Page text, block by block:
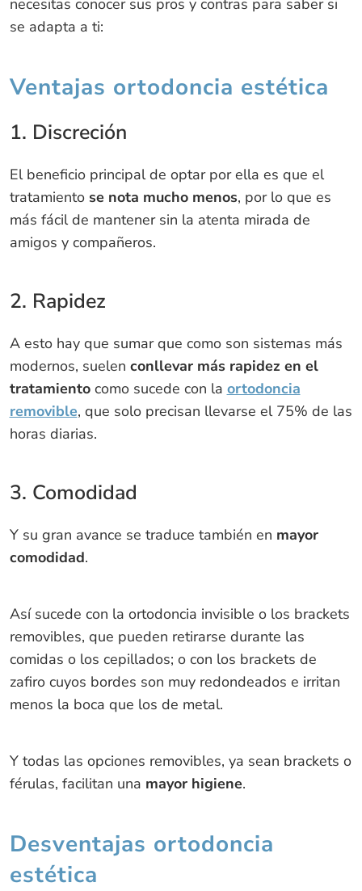
se adapta a ti:
Ventajas ortodoncia estética
1. Discreción
El beneficio principal de optar por ella es que el
tratamiento se nota mucho menos, por lo que es
más fácil de mantener sin la atenta mirada de
amigos y compañeros.
2. Rapidez
A esto hay que sumar que como son sistemas más
modernos, suelen conllevar más rapidez en el
tratamientocomo sucede con la ortodoncia
removible, que solo precisan llevarse el 75% de las
horas diarias.
3. Comodidad
Y su gran avance se traduce también en mayor
comodidad.
Así sucede con la ortodoncia invisible o los brackets
removibles, que pueden retirarse durante las
comidas o los cepillados; o con los brackets de
zafiro cuyos bordes son muy redondeados e irritan
menos la boca que los de metal.
Y todas las opciones removibles, ya sean brackets o
férulas, facilitan una mayor higiene.
Desventajas ortodoncia
estética